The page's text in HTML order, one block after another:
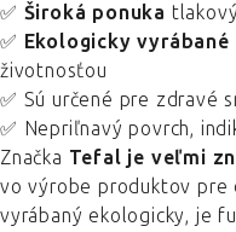
✅ Široká ponuka
✅ Ekologicky vyrábané
životnosťou
✅ Sú určené pre zdravé
✅ Nepriľnavý povrch,
Značka Tefal je veľmi
vo výrobe produktov pre
vyrábaný ekologicky, je